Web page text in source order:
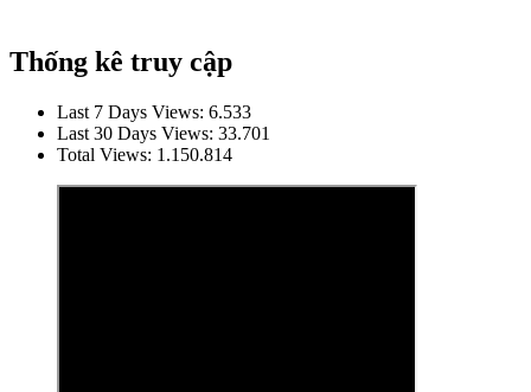
Thống kê truy cập
Last 7 Days Views: 6.533
Last 30 Days Views: 33.701
Total Views: 1.150.814